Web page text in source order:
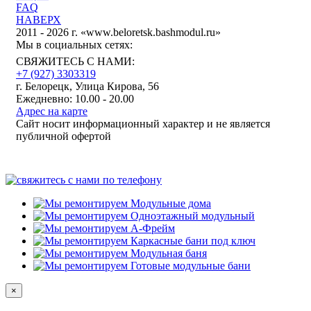
FAQ
НАВЕРХ
2011 - 2026 г. «www.beloretsk.bashmodul.ru»
Мы в социальных сетях:
СВЯЖИТЕСЬ С НАМИ:
+7 (927) 3303319
г. Белорецк, Улица Кирова, 56
Ежедневно: 10.00 - 20.00
Адрес на карте
Сайт носит информационный характер и не является
публичной офертой
×